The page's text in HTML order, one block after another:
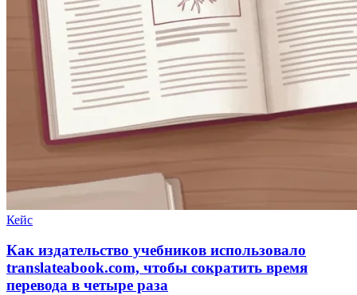
Кейс
Как издательство учебников использовало
translateabook.com, чтобы сократить время
перевода в четыре раза